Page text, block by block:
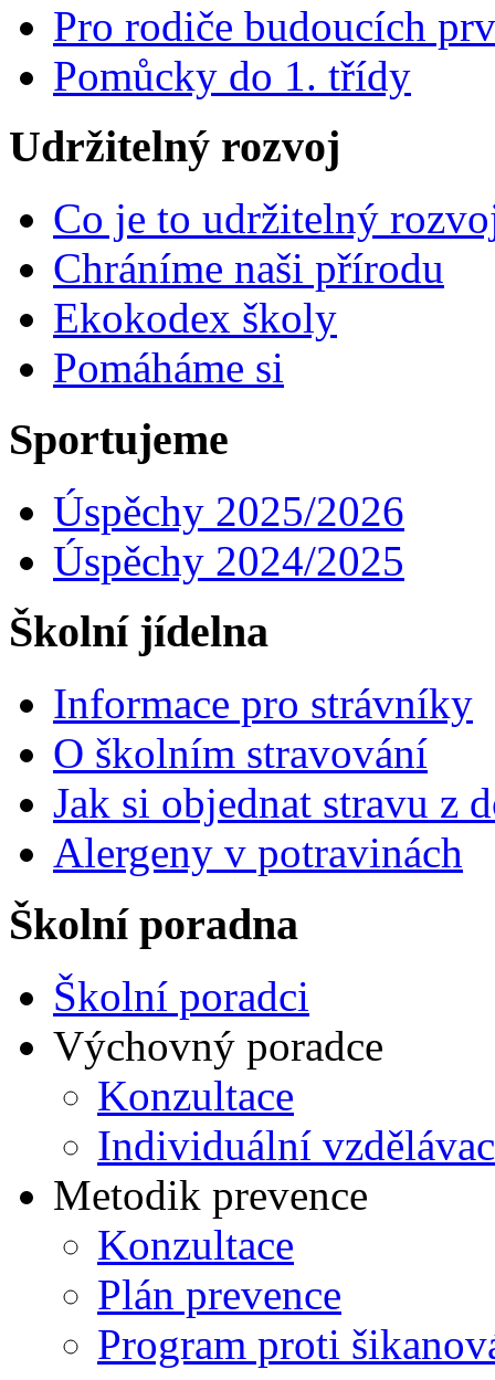
Pro rodiče budoucích
Pomůcky do 1. třídy
Udržitelný rozvoj
Co je to udržitelný
Chráníme naši přírodu
Ekokodex školy
Pomáháme si
Sportujeme
Úspěchy 2025/2026
Úspěchy 2024/2025
Školní jídelna
Informace pro strávníky
O školním stravování
Jak si objednat stravu z
Alergeny v potravinách
Školní poradna
Školní poradci
Výchovný poradce
Konzultace
Individuální
Metodik prevence
Konzultace
Plán prevence
Program proti